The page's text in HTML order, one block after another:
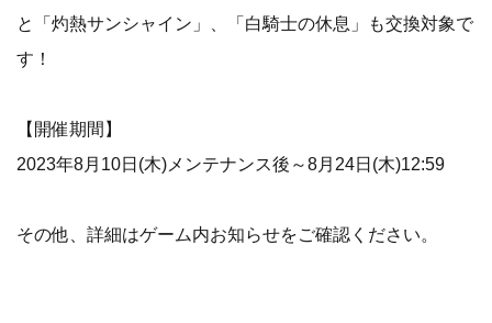
と「灼熱サンシャイン」、「白騎士の休息」も交換対象で
す！
【開催期間】
2023年8月10日(木)メンテナンス後～8月24日(木)12:59
その他、詳細はゲーム内お知らせをご確認ください。